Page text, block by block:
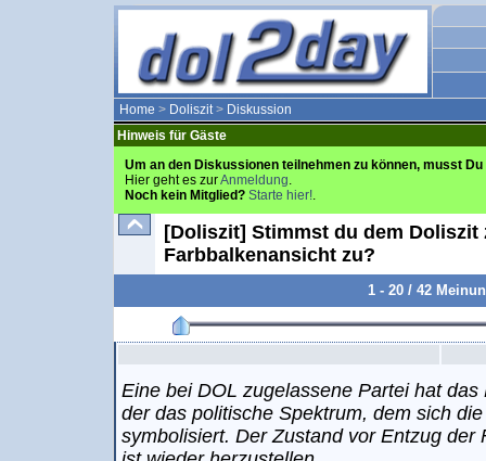
Home > Doliszit> Diskussion
Hinweis für Gäste
Um an den Diskussionen teilnehmen zu können, musst
Hier geht es zurAnmeldung.
Noch kein Mitglied? Starte hier!.
[Doliszit] Stimmst du dem Doliszit
Farbbalkenansicht zu?
1 - 20 / 42
Eine bei DOL zugelassene Partei hat
der das politische Spektrum, dem sich
symbolisiert. Der Zustand vor Entzug der